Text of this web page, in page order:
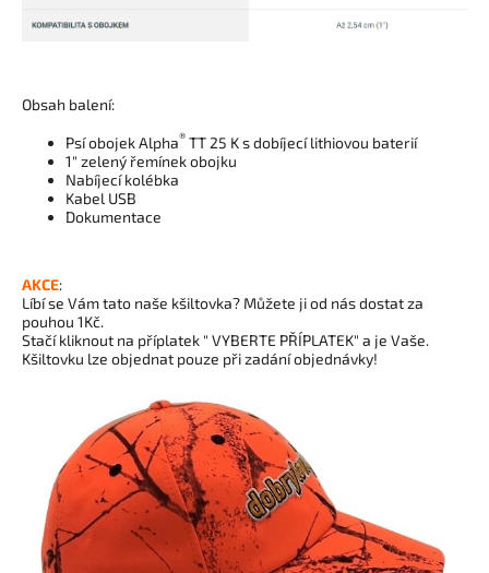
Obsah balení:
Psí obojek Alpha® TT 25 K s dobíjecí lithiovou baterií
1″ zelený řemínek obojku
Nabíjecí kolébka
Kabel USB
Dokumentace
AKCE:
Líbí se Vám tato naše kšiltovka? Můžete ji od nás dostat za
pouhou 1Kč.
Stačí kliknout na příplatek " VYBERTE PŘÍPLATEK" a je Vaše.
Kšiltovku lze objednat pouze při zadání objednávky!